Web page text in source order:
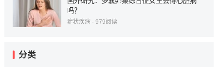
吗？
症状疾病· 979阅读
分类